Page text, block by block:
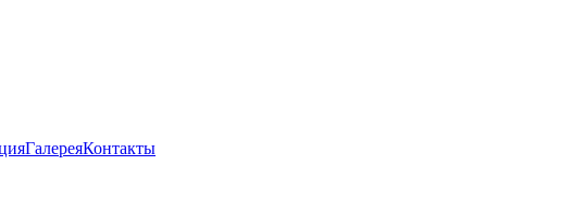
ГалереяКонтакты